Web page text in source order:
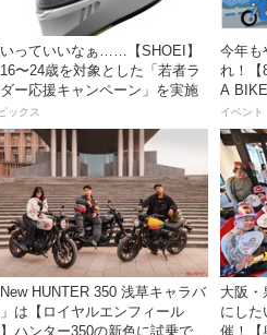
っていいなぁ……【SHOEI】
〜24歳を対象とした「若者ラ
ー応援キャンペーン」を実施
ックス
今年も
れ！【
A
催！
イベント
New HUNTER 350 浅草キャラバ
は【ロイヤルエンフィール
】ハンター350の新色に試乗でき
大阪・
にした
催！【